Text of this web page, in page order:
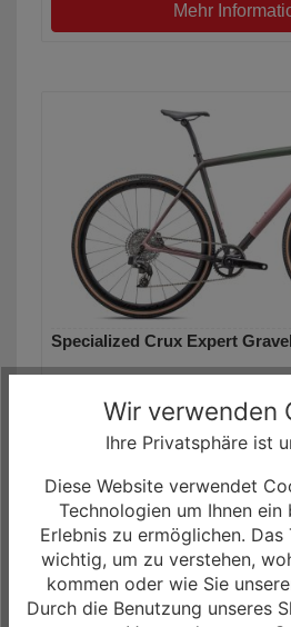
Mehr
Specialized Crux Expert
Mehr
Wir verwenden
Ihre Privatsphäre ist
Diese Website verwendet
Technologien um Ihnen
Erlebnis zu ermöglichen.
wichtig, um zu verstehen,
kommen oder wie Sie
Durch die Benutzung unseres